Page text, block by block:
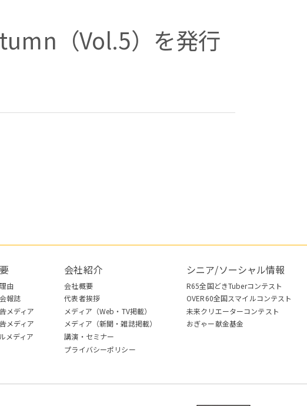
（Vol.5）を発行
由
報誌
メディア
メディア
メディア
会社紹介
会社概要
代表者挨拶
メディア（Web・TV掲載）
メディア（新聞・雑誌掲載）
講演・セミナー
プライバシーポリシー
シニア/ソーシャル情報
R65全国どきTuberコンテスト
OVER60全国スマイルコンテスト
未来クリエーターコンテスト
おぎゃー献金基金